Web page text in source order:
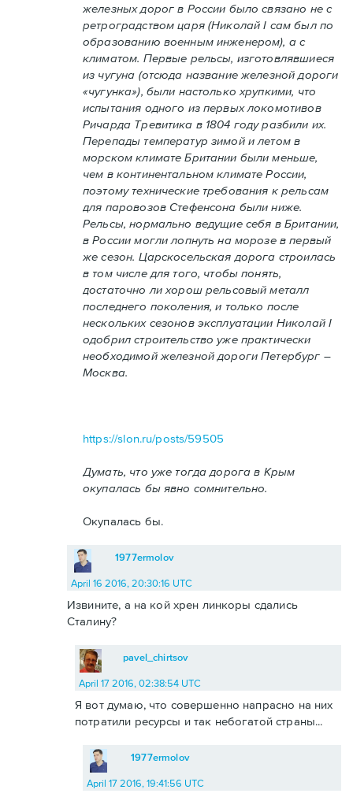
железных дорог в России было связано не с
ретроградством царя (Николай I сам был по
образованию военным инженером), а с
климатом. Первые рельсы, изготовлявшиеся
из чугуна (отсюда название железной дороги
«чугунка»), были настолько хрупкими, что
испытания одного из первых локомотивов
Ричарда Тревитика в 1804 году разбили их.
Перепады температур зимой и летом в
морском климате Британии были меньше,
чем в континентальном климате России,
поэтому технические требования к рельсам
для паровозов Стефенсона были ниже.
Рельсы, нормально ведущие себя в Британии,
в России могли лопнуть на морозе в первый
же сезон. Царскосельская дорога строилась
в том числе для того, чтобы понять,
достаточно ли хорош рельсовый металл
последнего поколения, и только после
нескольких сезонов эксплуатации Николай I
одобрил строительство уже практически
необходимой железной дороги Петербург –
Москва.
https://slon.ru/posts/59505
Думать, что уже тогда дорога в Крым
окупалась бы явно сомнительно.
Окупалась бы.
1977ermolov
April 16 2016, 20:30:16 UTC
Извините, а на кой хрен линкоры сдались
Сталину?
pavel_chirtsov
April 17 2016, 02:38:54 UTC
Я вот думаю, что совершенно напрасно на них
потратили ресурсы и так небогатой страны...
1977ermolov
April 17 2016, 19:41:56 UTC